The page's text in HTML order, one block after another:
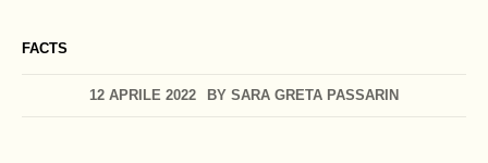
FACTS
12 APRILE 2022 BY SARA GRETA PASSARIN